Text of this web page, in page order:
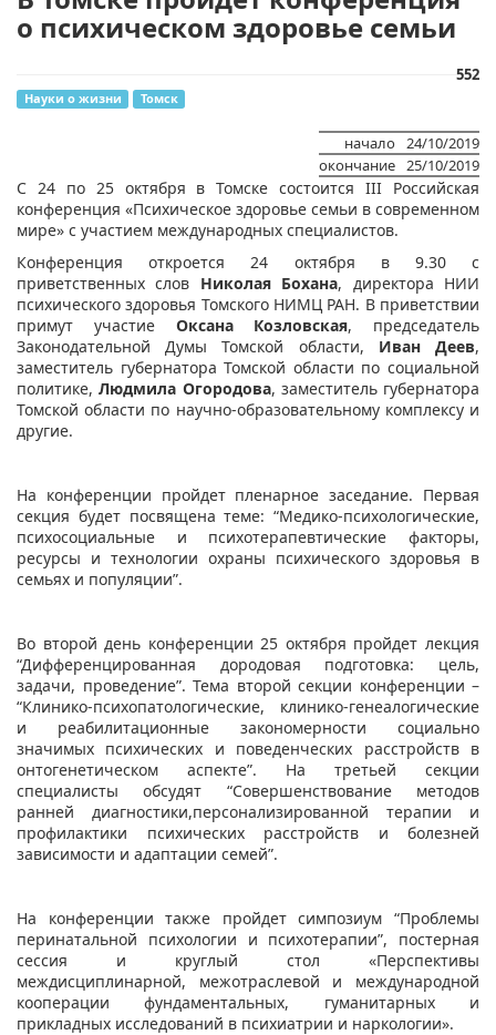
о психическом здоровье семьи
552
Науки о жизни Томск
начало 24/10/2019
окончание 25/10/2019
​С 24 по 25 октября в Томске состоится III Российская
конференция «Психическое здоровье семьи в современном
мире» с участием международных специалистов.
Конференция откроется 24 октября в 9.30 с
приветственных слов Николая Бохана, директора НИИ
психического здоровья Томского НИМЦ РАН. В приветствии
примут участие Оксана Козловская, председатель
Законодательной Думы Томской области, Иван Деев,
заместитель губернатора Томской области по социальной
политике,Людмила Огородова, заместитель губернатора
Томской области по научно-образовательному комплексу и
другие.
На конференции пройдет пленарное заседание. Первая
секция будет посвящена теме: “Медико-психологические,
психосоциальные и психотерапевтические факторы,
ресурсы и технологии охраны психического здоровья в
семьях и популяции”.
Во второй день конференции 25 октября пройдет лекция
“Дифференцированная дородовая подготовка: цель,
задачи, проведение”. Тема второй секции конференции –
“Клинико-психопатологические, клинико-генеалогические
и реабилитационные закономерности социально
значимых психических и поведенческих расстройств в
онтогенетическом аспекте”. На третьей секции
специалисты обсудят “Совершенствование методов
ранней диагностики,персонализированной терапии и
профилактики психических расстройств и болезней
зависимости и адаптации семей”.
На конференции также пройдет симпозиум “Проблемы
перинатальной психологии и психотерапии”, постерная
сессия и круглый стол «Перспективы
междисциплинарной, межотраслевой и международной
кооперации фундаментальных, гуманитарных и
прикладных исследований в психиатрии и наркологии».